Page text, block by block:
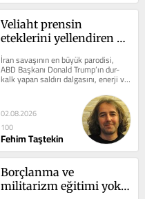
Veliaht prensin
eteklerini yellendiren
İran savaşının en büyük parodisi,
ABD Başkanı Donald Trump’ın dur-
kalk yapan saldırı dalgasını, enerji ve
petrol tesislerini yok edecek...
02.08.2026
100
Fehim Taştekin
Borçlanma ve
militarizm eğitimi yok